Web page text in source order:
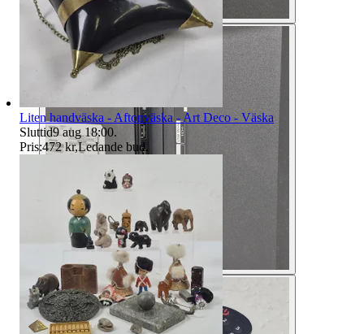
Liten handväska - Aftonväska - Art Deco - Väska
Sluttid9 aug 18:00.
Pris:472 kr,Ledande bud.